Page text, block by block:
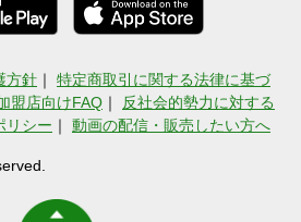
方針 ｜ 特定商取引に関する法律に基づ
盟店向けFAQ ｜
反社会的勢力に対する
リシー ｜ 動画の配信・販売したい方へ